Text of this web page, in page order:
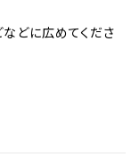
どに広めてくださ